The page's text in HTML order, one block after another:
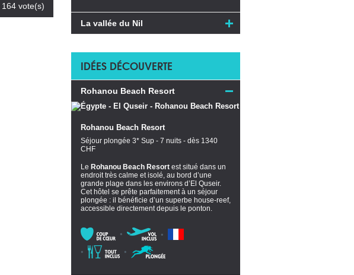
164 vote(s)
La vallée du Nil
IDÉES DÉCOUVERTE
Rohanou Beach Resort
Rohanou Beach Resort
Séjour plongée 3* Sup - 7 nuits - dès 1340
CHF
Le Rohanou Beach Resort est situé dans un
endroit très calme et isolé, au bord d’une
grande plage dans les environs d’El Quseir.
Cet hôtel se prête parfaitement à un séjour
plongée : il bénéficie d’un superbe house-reef,
accessible directement depuis le ponton.